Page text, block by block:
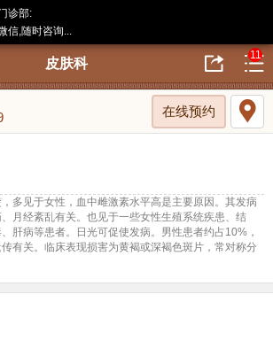
诊部:
信,随时咨询...
皮肤科
11
在线预约
多见于女性，血中雌激素水平高是主要原因。其发病
月经紊乱有关。也见于一些女性生殖系统疾患、结
肝病等患者。日光可促使发病。男性患者约占10%，
有关。临床表现损害为黄褐或深褐色斑片，常对称分